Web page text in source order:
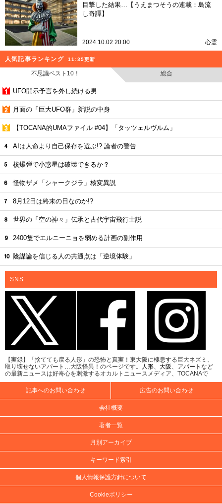
目撃した結果…【うえまつそうの連載：島流
し奇譚】
2024.10.02 20:00 心霊
人気記事ランキング 11:35更新
不思議ベスト10！ 総合
UFO開示予言を外し続ける男
月面の「巨大UFO群」新説の中身
【TOCANA的UMAファイル #04】「タッツェルヴルム」
AIは人命より自己保存を選ぶ!? 論者の警告
核爆弾で小惑星は破壊できるか？
怪物ザメ「シャークジラ」核変異説
8月12日は終末の日なのか!?
世界の「空の神々」伝承と古代宇宙飛行士説
2400隻でエルニーニョを弱める計画の副作用
陰謀論を信じる人の共通点は「逆境体験」
SNS
【実録】「捨てても戻る人形」の恐怖と真実！東大阪に棲息する巨大ネズミ、
取り壊せないアパート…大阪怪異！のページです。
人形 大阪 アパート など
の最新ニュースは好奇心を刺激するオカルトニュースメディア、TOCANAで
記事へのお問い合わせ 広告のお問い合わせ
会社概要
著者一覧
月別アーカイブ
キーワード索引
個人情報保護方針について
Cookieポリシー